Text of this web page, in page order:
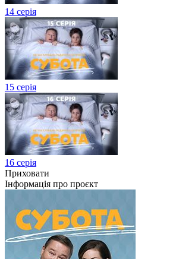
14 серія
15 серія
16 серія
Приховати
Інформація про проєкт